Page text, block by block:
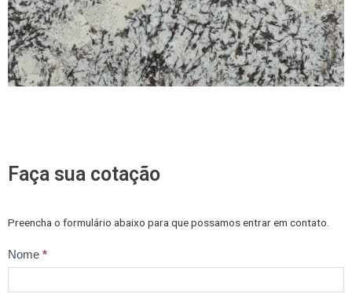
Faça sua cotação
Preencha o formulário abaixo para que possamos entrar em contato.
Trabalhe
Nome *